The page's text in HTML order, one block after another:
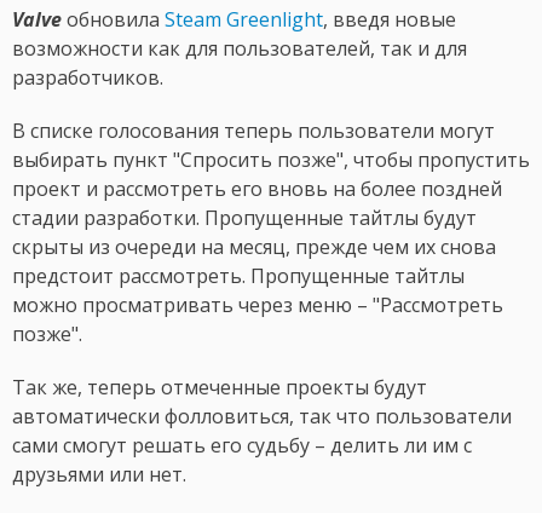
Valveобновила Steam Greenlight, введя новые
возможности как для пользователей, так и для
разработчиков.
В списке голосования теперь пользователи могут
выбирать пункт "Спросить позже", чтобы пропустить
проект и рассмотреть его вновь на более поздней
стадии разработки. Пропущенные тайтлы будут
скрыты из очереди на месяц, прежде чем их снова
предстоит рассмотреть. Пропущенные тайтлы
можно просматривать через меню – "Рассмотреть
позже".
Так же, теперь отмеченные проекты будут
автоматически фолловиться, так что пользователи
сами смогут решать его судьбу – делить ли им с
друзьями или нет.